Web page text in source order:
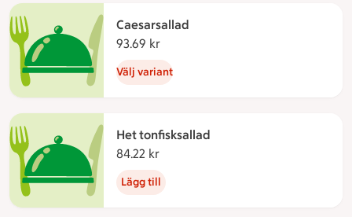
Caesarsallad
93.69 kr
Välj variant
Het tonfisksallad
84.22 kr
Lägg till